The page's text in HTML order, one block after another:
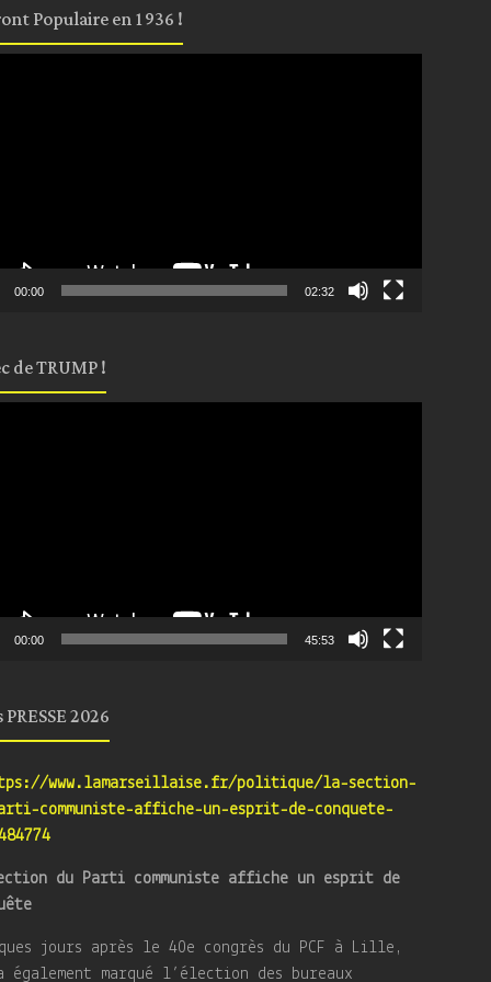
Populaire en 1936 !
00:00 02:32
de TRUMP !
00:00 45:53
2026
www.lamarseillaise.fr/politique/la-section-
communiste-affiche-un-esprit-de-conquete-
du Parti communiste affiche un esprit de
jours après le 40e congrès du PCF à Lille,
également marqué l’élection des bureaux